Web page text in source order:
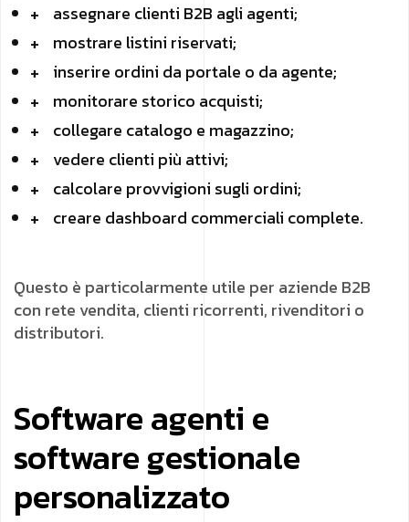
assegnare clienti B2B agli agenti;
mostrare listini riservati;
inserire ordini da portale o da agente;
monitorare storico acquisti;
collegare catalogo e magazzino;
vedere clienti più attivi;
calcolare provvigioni sugli ordini;
creare dashboard commerciali complete.
Questo è particolarmente utile per aziende B2B
con rete vendita, clienti ricorrenti, rivenditori o
distributori.
Software agenti e
software gestionale
personalizzato